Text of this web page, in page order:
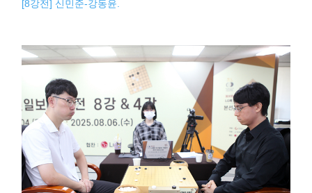
[8강전] 신민준-강동윤.